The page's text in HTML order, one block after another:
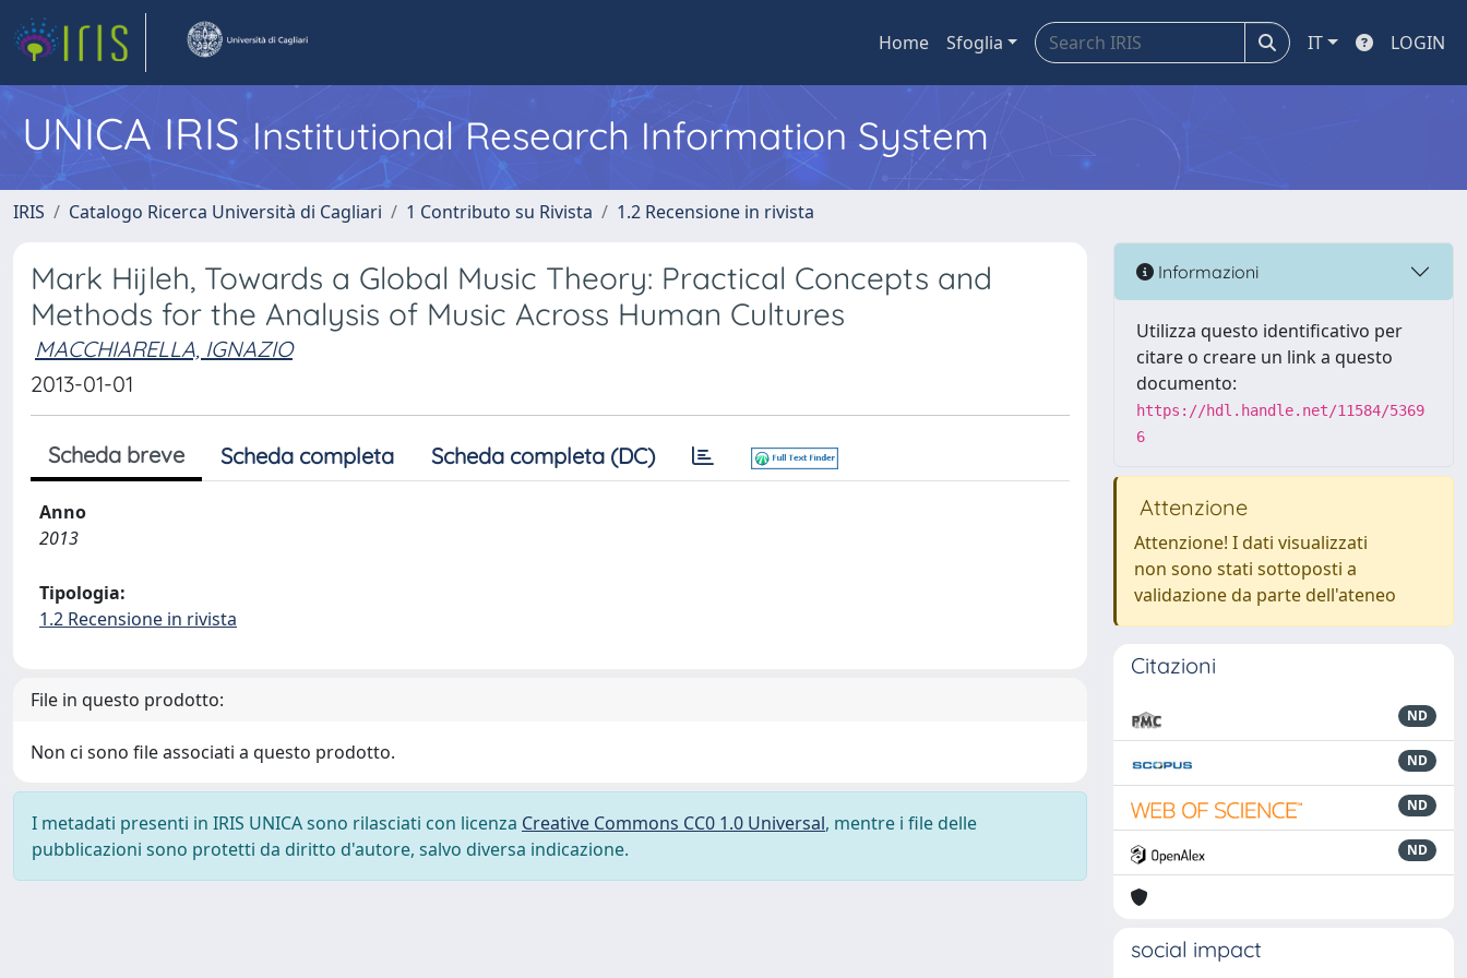
Home Sfoglia IT LOGIN
UNICA IRISInstitutional Research Information System
IRIS Catalogo Ricerca Università di Cagliari 1 Contributo su Rivista 1.2 Recensione in rivista
Mark Hijleh, Towards a Global Music Theory: Practical Concepts and
Methods for the Analysis of Music Across Human Cultures
MACCHIARELLA, IGNAZIO
2013-01-01
Scheda breve Scheda completa Scheda completa (DC)
Anno
2013
Tipologia:
1.2 Recensione in rivista
File in questo prodotto:
Non ci sono file associati a questo prodotto.
I metadati presenti in IRIS UNICA sono rilasciati con licenza Creative Commons CC0 1.0 Universal, mentre i file delle
pubblicazioni sono protetti da diritto d'autore, salvo diversa indicazione.
Informazioni
Utilizza questo identificativo per
citare o creare un link a questo
documento:
https://hdl.handle.net/11584/5369
6
Attenzione
Attenzione! I dati visualizzati
non sono stati sottoposti a
validazione da parte dell'ateneo
Citazioni
ND
ND
ND
ND
social impact